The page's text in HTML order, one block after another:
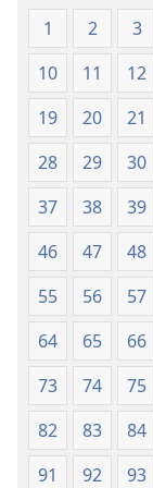
1 2 3
10
11 12
19
20 21
28
29 30
37
38 39
46
47 48
55
56 57
64
65 66
73
74 75
82
83 84
91
92 93